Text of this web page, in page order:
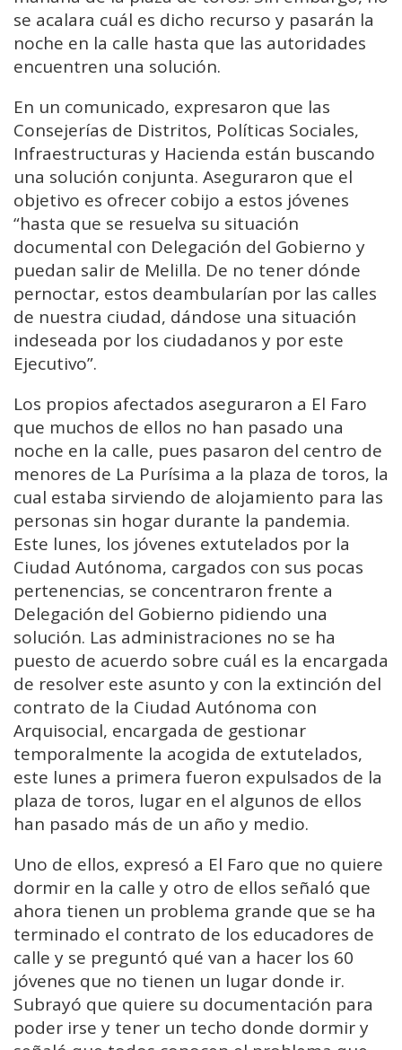
se acalara cuál es dicho recurso y pasarán la
noche en la calle hasta que las autoridades
encuentren una solución.
En un comunicado, expresaron que las
Consejerías de Distritos, Políticas Sociales,
Infraestructuras y Hacienda están buscando
una solución conjunta. Aseguraron que el
objetivo es ofrecer cobijo a estos jóvenes
“hasta que se resuelva su situación
documental con Delegación del Gobierno y
puedan salir de Melilla. De no tener dónde
pernoctar, estos deambularían por las calles
de nuestra ciudad, dándose una situación
indeseada por los ciudadanos y por este
Ejecutivo”.
Los propios afectados aseguraron a El Faro
que muchos de ellos no han pasado una
noche en la calle, pues pasaron del centro de
menores de La Purísima a la plaza de toros, la
cual estaba sirviendo de alojamiento para las
personas sin hogar durante la pandemia.
Este lunes, los jóvenes extutelados por la
Ciudad Autónoma, cargados con sus pocas
pertenencias, se concentraron frente a
Delegación del Gobierno pidiendo una
solución. Las administraciones no se ha
puesto de acuerdo sobre cuál es la encargada
de resolver este asunto y con la extinción del
contrato de la Ciudad Autónoma con
Arquisocial, encargada de gestionar
temporalmente la acogida de extutelados,
este lunes a primera fueron expulsados de la
plaza de toros, lugar en el algunos de ellos
han pasado más de un año y medio.
Uno de ellos, expresó a El Faro que no quiere
dormir en la calle y otro de ellos señaló que
ahora tienen un problema grande que se ha
terminado el contrato de los educadores de
calle y se preguntó qué van a hacer los 60
jóvenes que no tienen un lugar donde ir.
Subrayó que quiere su documentación para
poder irse y tener un techo donde dormir y